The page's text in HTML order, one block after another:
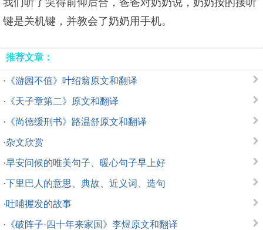
我们听了笑得前仰后合，爸爸对奶奶说，奶奶按的接听
键是关机键，并教会了奶奶用手机。
推荐文章：
· 《游园不值》叶绍翁原文和翻译
· 《天子章第二》原文和翻译
· 《尚德缓刑书》路温舒原文和翻译
·杂文欣赏
·早安问候的唯美句子、暖心句子早上好
·下里巴人的意思、典故、近义词、造句
·吐哺握发的故事
· 《破阵子·四十年来家国》李煜原文和翻译